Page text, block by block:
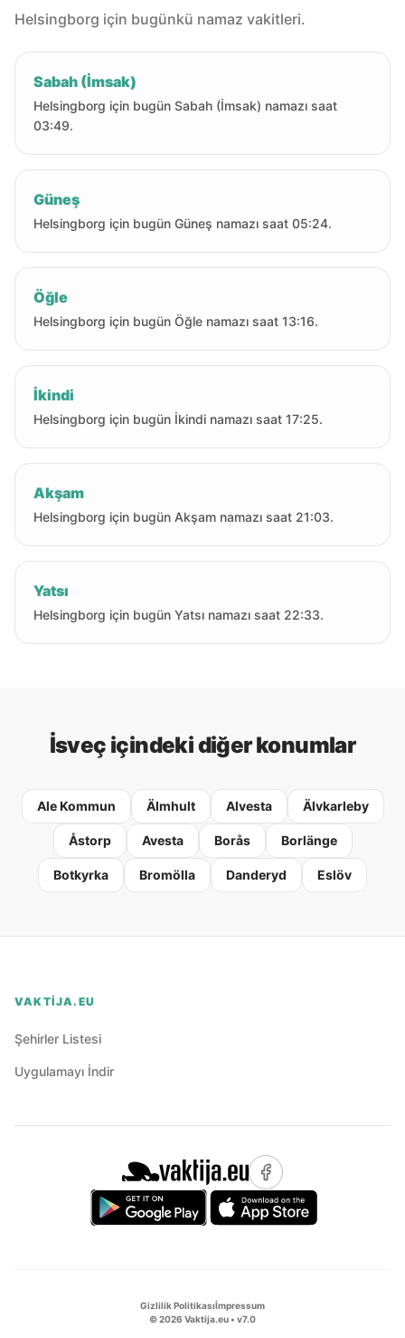
Helsingborg için bugünkü namaz vakitleri.
Sabah (İmsak)
Helsingborg için bugün Sabah (İmsak) namazı saat
03:49.
Güneş
Helsingborg için bugün Güneş namazı saat 05:24.
Öğle
Helsingborg için bugün Öğle namazı saat 13:16.
İkindi
Helsingborg için bugün İkindi namazı saat 17:25.
Akşam
Helsingborg için bugün Akşam namazı saat 21:03.
Yatsı
Helsingborg için bugün Yatsı namazı saat 22:33.
İsveç içindeki diğer konumlar
Ale Kommun Älmhult Alvesta Älvkarleby
Åstorp Avesta Borås Borlänge
Botkyrka Bromölla Danderyd Eslöv
VAKTIJA.EU
Şehirler Listesi
Uygulamayı İndir
Gizlilik Politikasıİmpressum
©2026 Vaktija.eu • v7.0